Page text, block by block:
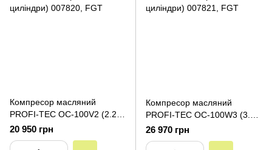
Компресор масляний
PROFI-TEC OC-100V2 (2.2
кВт, 100 л, 8 бар, 415 л/хв, 2
циліндри)
20 950 грн
Компресор масляний
PROFI-TEC OC-100W3 (3.0
кВт, 100 л, 8 бар, 530 л/хв, 3
циліндри)
26 970 грн